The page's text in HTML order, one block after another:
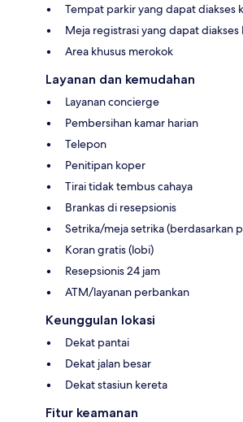
Tempat parkir yang dapat diakses
Meja registrasi yang dapat diakses
Area khusus merokok
Layanan dan kemudahan
Layanan concierge
Pembersihan kamar harian
Telepon
Penitipan koper
Tirai tidak tembus cahaya
Brankas di resepsionis
Setrika/meja setrika (berdasarkan
Koran gratis (lobi)
Resepsionis 24 jam
ATM/layanan perbankan
Keunggulan lokasi
Dekat pantai
Dekat jalan besar
Dekat stasiun kereta
Fitur keamanan